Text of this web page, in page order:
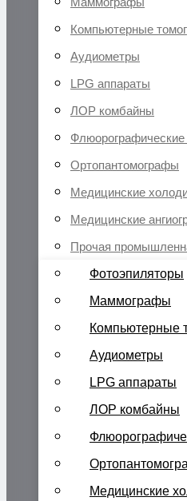
Компьютерные
Аудиометры
LPG аппараты
ЛОР комбайны
Флюорографические
Ортопантомографы
Медицинские
Медицинские
Прочая
Фотоэпиляторы
Маммографы
Компьютерные
Аудиометры
LPG аппараты
ЛОР комбайны
Медицинские